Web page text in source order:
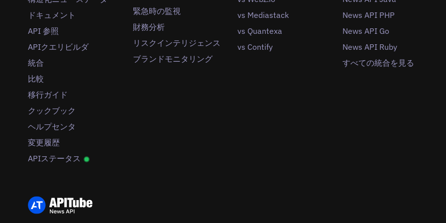
ドキュメント
API 参照
APIクエリビルダ
統合
比較
移行ガイド
クックブック
ヘルプセンタ
変更履歴
APIステータス
緊急時の監視
財務分析
リスクインテリジェンス
ブランドモニタリング
vs Mediastack
vs Quantexa
vs Contify
News API PHP
News API Go
News API Ruby
すべての統合を見る